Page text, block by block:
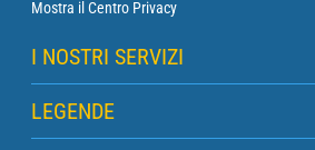
Mostra il Centro Privacy
I NOSTRI SERVIZI
Abbonamento Zen
Abbonamento Boa
LEGENDE